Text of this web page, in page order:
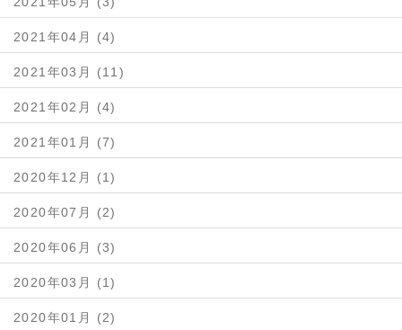
2021年04月 (4)
2021年03月 (11)
2021年02月 (4)
2021年01月 (7)
2020年12月 (1)
2020年07月 (2)
2020年06月 (3)
2020年03月 (1)
2020年01月 (2)